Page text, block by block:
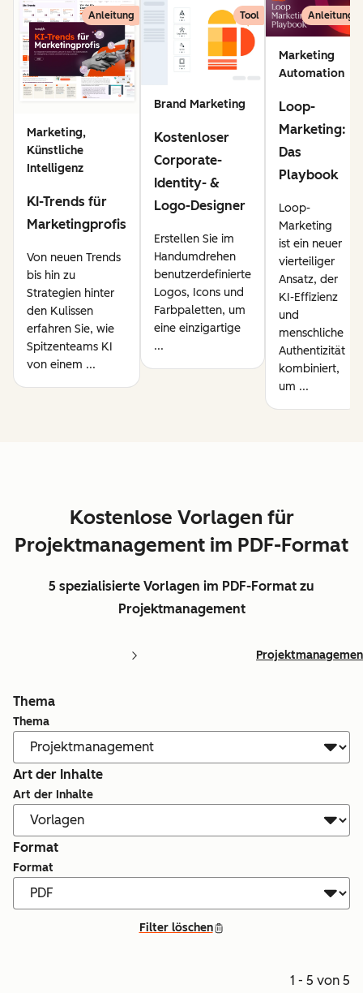
Anleitung
Marketing,
Künstliche
Intelligenz
KI-Trends für
Marketingprofis
Von neuen Trends
bis hin zu
Strategien hinter
den Kulissen
erfahren Sie, wie
Spitzenteams KI
von einem ...
Tool
Brand Marketing
Kostenloser
Corporate-
Identity- &
Logo-Designer
Erstellen Sie im
Handumdrehen
benutzerdefinierte
Logos, Icons und
Farbpaletten, um
eine einzigartige
...
Anleitung
Marketing
Automation
Loop-
Marketing:
Das
Playbook
Loop-
Marketing
ist ein neuer
vierteiliger
Ansatz, der
KI-Effizienz
und
menschliche
Authentizität
kombiniert,
um ...
Kostenlose Vorlagen für
Projektmanagement im PDF-Format
5 spezialisierte Vorlagen im PDF-Format zu
Projektmanagement
Thema
Thema
Art der Inhalte
Art der Inhalte
Format
Format
Filter löschen
1 - 5 von 5